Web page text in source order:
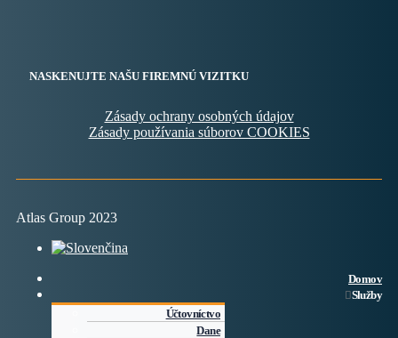
NASKENUJTE NAŠU FIREMNÚ VIZITKU
Zásady ochrany osobných údajov
Zásady používania súborov COOKIES
Atlas Group 2023
Domov
Služby
Účtovníctvo
Dane